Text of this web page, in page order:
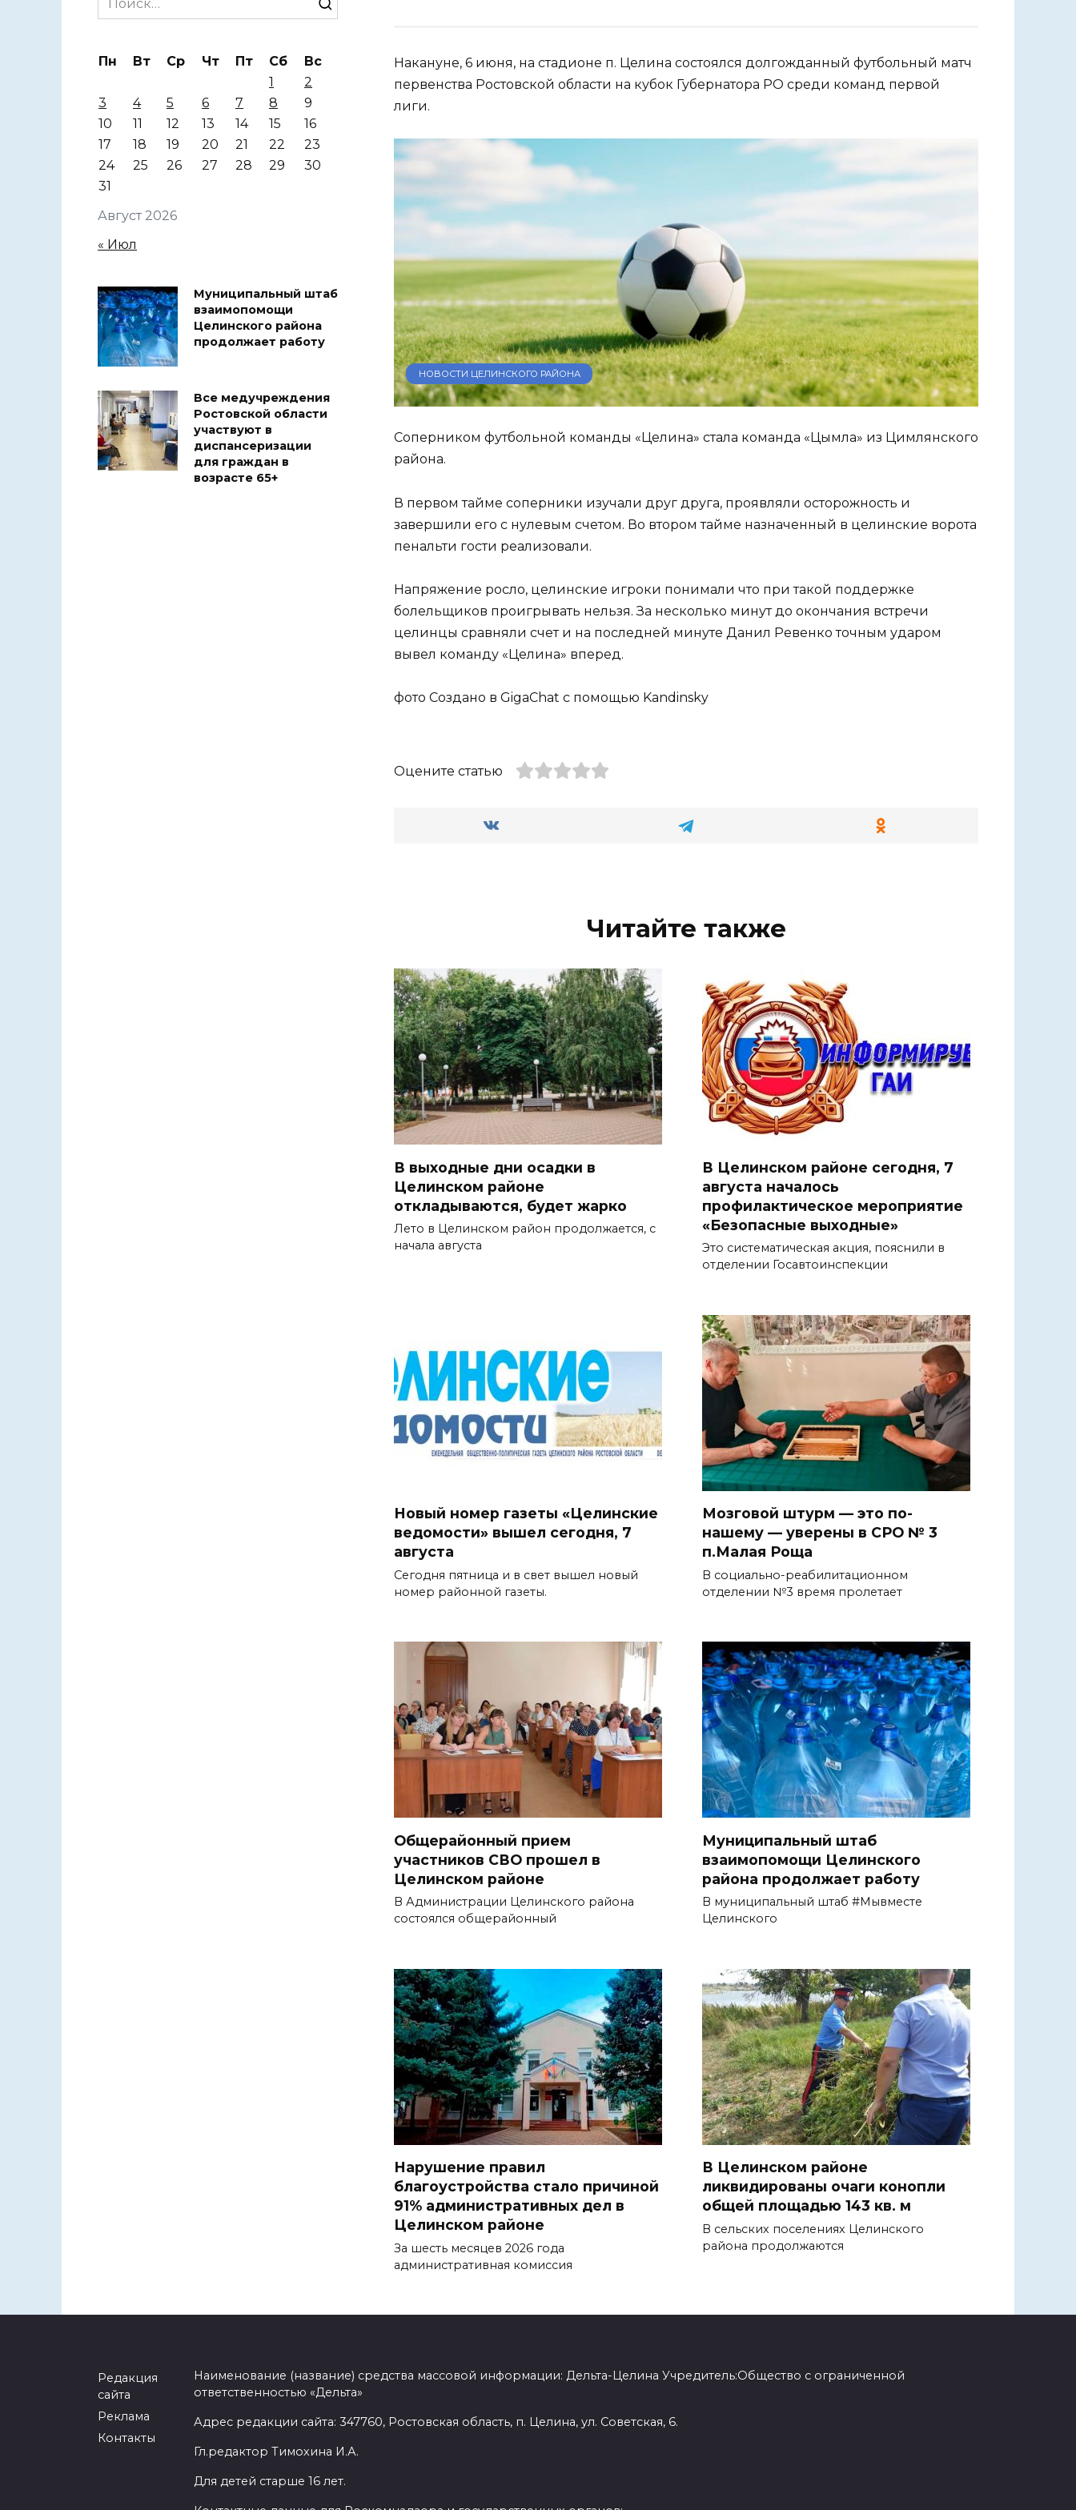
Накануне, 6 июня, на стадионе п. Целина состоялся долгожданный футбольный матч
первенства Ростовской области на кубок Губернатора РО среди команд первой
лиги.
НОВОСТИ ЦЕЛИНСКОГО РАЙОНА
Соперником футбольной команды «Целина» стала команда «Цымла» из Цимлянского
района.
В первом тайме соперники изучали друг друга, проявляли осторожность и
завершили его с нулевым счетом. Во втором тайме назначенный в целинские ворота
пенальти гости реализовали.
Напряжение росло, целинские игроки понимали что при такой поддержке
болельщиков проигрывать нельзя. За несколько минут до окончания встречи
целинцы сравняли счет и на последней минуте Данил Ревенко точным ударом
вывел команду «Целина» вперед.
фото Создано в GigaChat с помощью Kandinsky
Оцените статью
Читайте также
В выходные дни осадки в
Целинском районе
откладываются, будет жарко
Лето в Целинском район продолжается, с
начала августа
В Целинском районе сегодня, 7
августа началось
профилактическое мероприятие
«Безопасные выходные»
Это систематическая акция, пояснили в
отделении Госавтоинспекции
Новый номер газеты «Целинские
ведомости» вышел сегодня, 7
августа
Сегодня пятница и в свет вышел новый
номер районной газеты.
Мозговой штурм — это по-
нашему — уверены в СРО № 3
п.Малая Роща
В социально-реабилитационном
отделении №3 время пролетает
Общерайонный прием
участников СВО прошел в
Целинском районе
В Администрации Целинского района
состоялся общерайонный
Муниципальный штаб
взаимопомощи Целинского
района продолжает работу
В муниципальный штаб #Мывместе
Целинского
Нарушение правил
благоустройства стало причиной
91% административных дел в
Целинском районе
За шесть месяцев 2026 года
административная комиссия
В Целинском районе
ликвидированы очаги конопли
общей площадью 143 кв. м
В сельских поселениях Целинского
района продолжаются
for:
Август 2026
Пн Вт Ср Чт Пт Сб
Вс
1
2
3
4 5 6 7 8
9
10
11 12 13 14 15
16
17
18 19 20 21 22
23
24
25 26 27 28 29
30
31
« Июл
Муниципальный штаб
взаимопомощи
Целинского района
продолжает работу
Все медучреждения
Ростовской области
участвуют в
диспансеризации
для граждан в
возрасте 65+
Редакция
сайта
Реклама
Контакты
Наименование (название) средства массовой информации: Дельта-Целина Учредитель:Общество с ограниченной
ответственностью «Дельта»
Адрес редакции сайта: 347760, Ростовская область, п. Целина, ул. Советская, 6.
Гл.редактор Тимохина И.А.
Для детей старше 16 лет.